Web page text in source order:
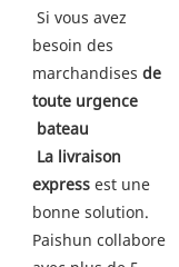
Si vous avez
besoin des
marchandises de
toute urgence
bateau
express est une
bonne solution.
Paishun collabore